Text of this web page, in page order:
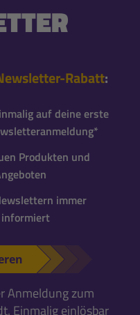
Rabatt:
auf deine erste
Produkten und
immer
Anmeldung zum
Einmalig einlösbar